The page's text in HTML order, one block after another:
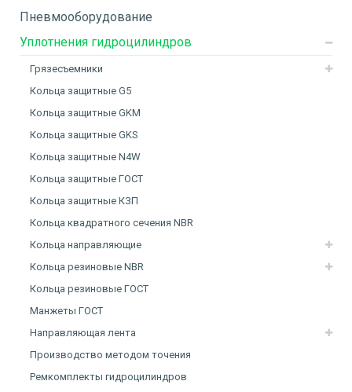
Пневмооборудование
Уплотнения гидроцилиндров
Грязесъемники
Кольца защитные G5
Кольца защитные GKM
Кольца защитные GKS
Кольца защитные N4W
Кольца защитные ГОСТ
Кольца защитные КЗП
Кольца квадратного сечения NBR
Кольца направляющие
Кольца резиновые NBR
Кольца резиновые ГОСТ
Манжеты ГОСТ
Направляющая лента
Производство методом точения
Ремкомплекты гидроцилиндров